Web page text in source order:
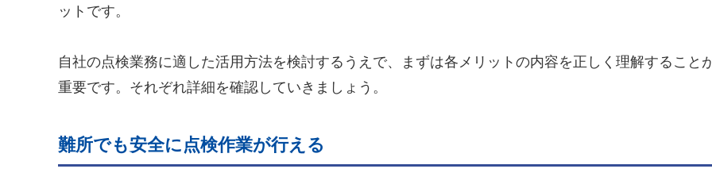
ットです。
自社の点検業務に適した活用方法を検討するうえで、まずは各メリットの内容を正しく理解すること
重要です。それぞれ詳細を確認していきましょう。
難所でも安全に点検作業が行える